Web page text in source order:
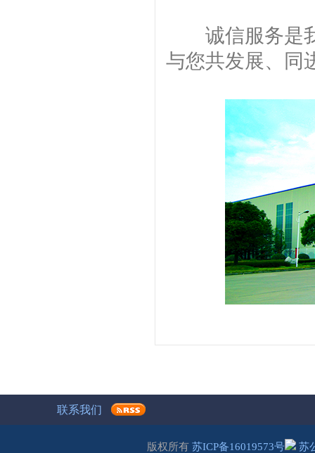
诚信服务是我
与您共发展、同
联系我们
版权所有 苏ICP备16019573号 苏